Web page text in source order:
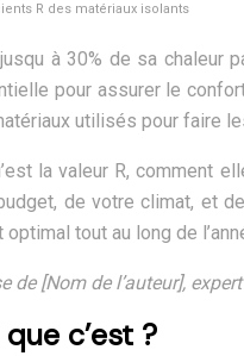
R des matériaux isolants
à 30% de sa chaleur
pour assurer le
utilisés pour faire
la valeur R, comment
de votre climat, et
optimal tout au long de
de [Nom de l’auteur],
c’est ?